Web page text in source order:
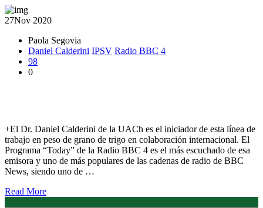
27Nov 2020
Paola Segovia
Daniel Calderini IPSV Radio BBC 4
98
0
+El Dr. Daniel Calderini de la UACh es el iniciador de esta línea de
trabajo en peso de grano de trigo en colaboración internacional. El
Programa “Today” de la Radio BBC 4 es el más escuchado de esa
emisora y uno de más populares de las cadenas de radio de BBC
News, siendo uno de …
Read More